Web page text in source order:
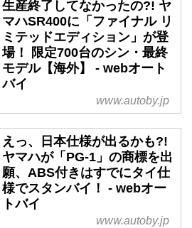
生産終了してなかったの?! ヤ
マハSR400に「ファイナル リ
ミテッドエディション」が登
場！ 限定700台のシン・最終
モデル【海外】 - webオート
バイ
www.autoby.jp
えっ、日本仕様が出るかも?!
ヤマハが「PG-1」の商標を出
願、ABS付きはすでにタイ仕
様でスタンバイ！ - webオー
トバイ
www.autoby.jp